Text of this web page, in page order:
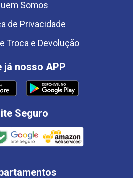
Somos
de Privacidade
Troca e Devolução
já nosso APP
Seguro